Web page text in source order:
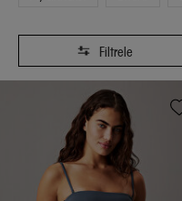
Filtrele